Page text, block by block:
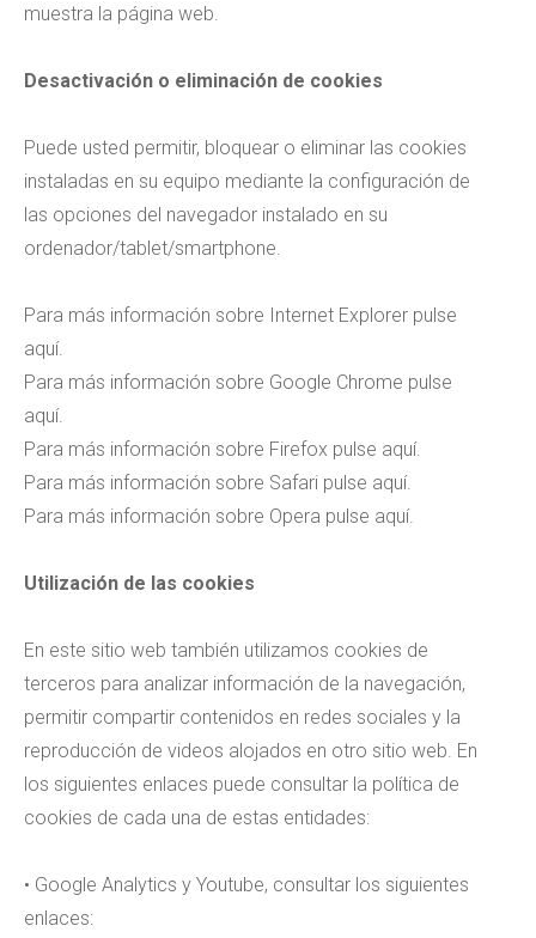
muestra la página web.
Desactivación o eliminación de cookies
Puede usted permitir, bloquear o eliminar las cookies
instaladas en su equipo mediante la configuración de
las opciones del navegador instalado en su
ordenador/tablet/smartphone.
Para más información sobre Internet Explorer pulse
aquí.
Para más información sobre Google Chrome pulse
aquí.
Para más información sobre Firefox pulse aquí.
Para más información sobre Safari pulse aquí.
Para más información sobre Opera pulse aquí.
Utilización de las cookies
En este sitio web también utilizamos cookies de
terceros para analizar información de la navegación,
permitir compartir contenidos en redes sociales y la
reproducción de videos alojados en otro sitio web. En
los siguientes enlaces puede consultar la política de
cookies de cada una de estas entidades:
• Google Analytics y Youtube, consultar los siguientes
enlaces: